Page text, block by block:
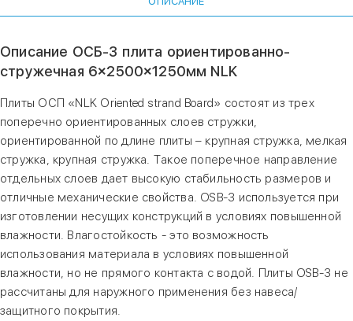
Описание ОСБ-3 плита ориентированно-
стружечная 6×2500×1250мм NLK
Плиты ОСП «NLK Oriented strand Board» состоят из трех
поперечно ориентированных слоев стружки,
ориентированной по длине плиты – крупная стружка, мелкая
стружка, крупная стружка. Такое поперечное направление
отдельных слоев дает высокую стабильность размеров и
отличные механические свойства. OSB-3 используется при
изготовлении несущих конструкций в условиях повышенной
влажности. Влагостойкость - это возможность
использования материала в условиях повышенной
влажности, но не прямого контакта с водой. Плиты OSB-3 не
рассчитаны для наружного применения без навеса/
защитного покрытия.